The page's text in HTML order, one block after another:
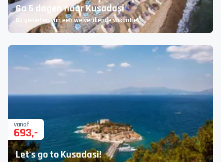
Ga 5 dagen naar Kusadasi
Ga genieten van een welverdiende vakantie!
vanaf
693,-
Let's go to Kusadasi!